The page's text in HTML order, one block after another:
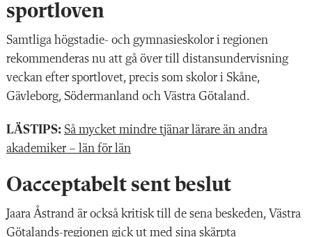
sportloven
Samtliga högstadie- och gymnasieskolor i regionen
rekommenderas nu att gå över till distansundervisning
veckan efter sportlovet, precis som skolor i Skåne,
Gävleborg, Södermanland och Västra Götaland.
LÄSTIPS: Så mycket mindre tjänar lärare än andra
akademiker – län för län
Oacceptabelt sent beslut
Jaara Åstrand är också kritisk till de sena beskeden, Västra
Götalands-regionen gick ut med sina skärpta